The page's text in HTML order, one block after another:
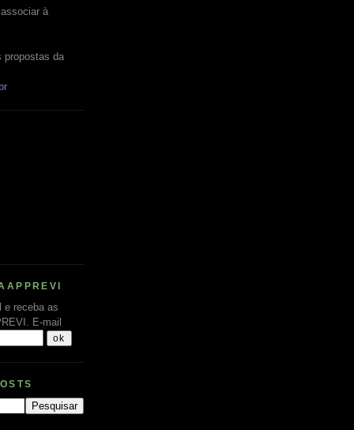
à
propostas da
e receba as
E-mail